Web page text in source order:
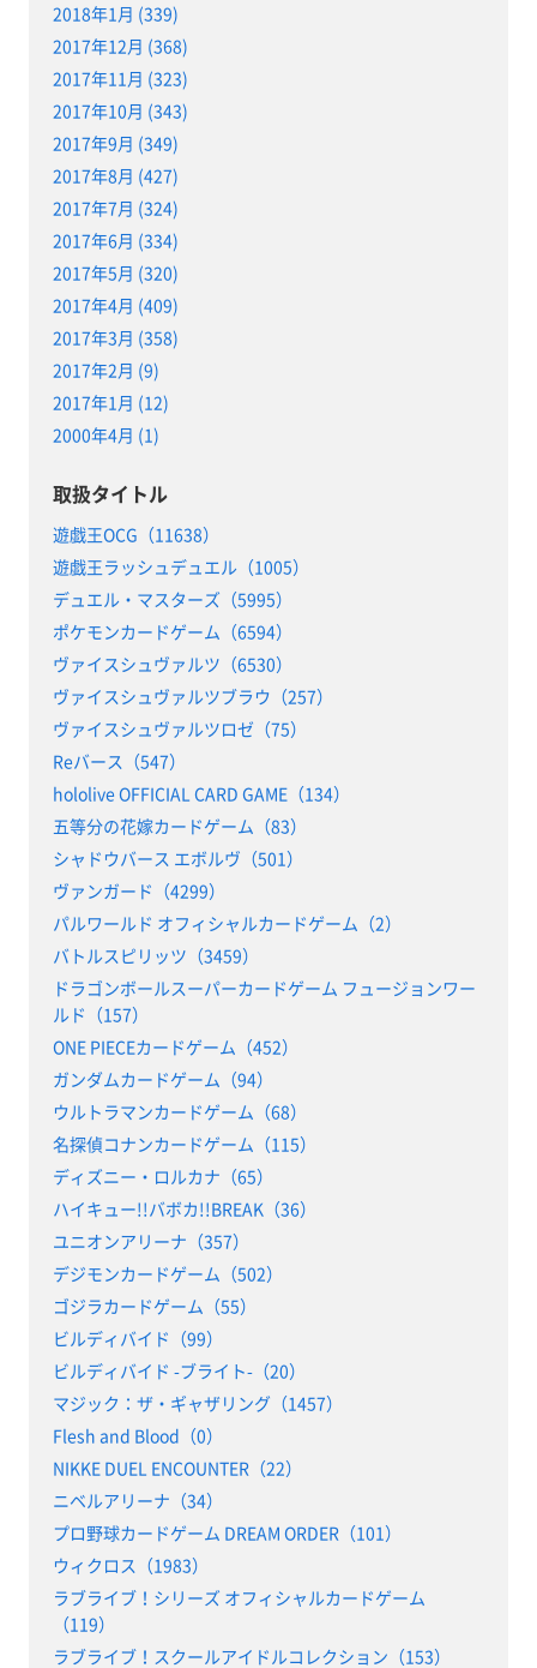
2018年1月 (339)
2017年12月 (368)
2017年11月 (323)
2017年10月 (343)
2017年9月 (349)
2017年8月 (427)
2017年7月 (324)
2017年6月 (334)
2017年5月 (320)
2017年4月 (409)
2017年3月 (358)
2017年2月 (9)
2017年1月 (12)
2000年4月 (1)
取扱タイトル
遊戯王OCG（11638）
遊戯王ラッシュデュエル（1005）
デュエル・マスターズ（5995）
ポケモンカードゲーム（6594）
ヴァイスシュヴァルツ（6530）
ヴァイスシュヴァルツブラウ（257）
ヴァイスシュヴァルツロゼ（75）
Reバース（547）
hololive OFFICIAL CARD GAME（134）
五等分の花嫁カードゲーム（83）
シャドウバース エボルヴ（501）
ヴァンガード（4299）
パルワールド オフィシャルカードゲーム（2）
バトルスピリッツ（3459）
ドラゴンボールスーパーカードゲーム フュージョンワー
ルド（157）
ONE PIECEカードゲーム（452）
ガンダムカードゲーム（94）
ウルトラマンカードゲーム（68）
名探偵コナンカードゲーム（115）
ディズニー・ロルカナ（65）
ハイキュー!!バボカ!!BREAK（36）
ユニオンアリーナ（357）
デジモンカードゲーム（502）
ゴジラカードゲーム（55）
ビルディバイド（99）
ビルディバイド -ブライト-（20）
マジック：ザ・ギャザリング（1457）
Flesh and Blood（0）
NIKKE DUEL ENCOUNTER（22）
ニベルアリーナ（34）
プロ野球カードゲーム DREAM ORDER（101）
ウィクロス（1983）
ラブライブ！シリーズ オフィシャルカードゲーム
（119）
ラブライブ！スクールアイドルコレクション（153）